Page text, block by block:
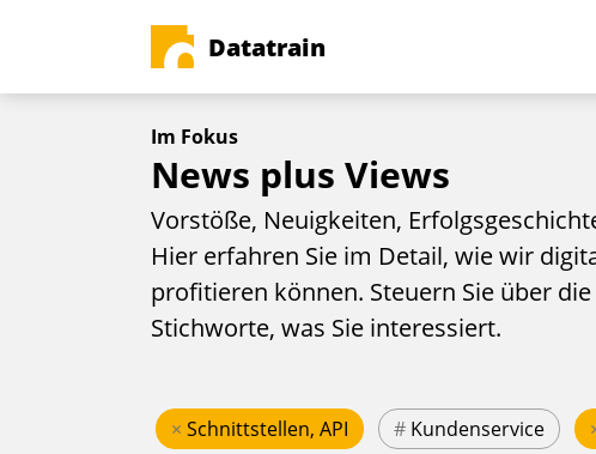
Datatrain
Im Fokus
News plus Views
Vorstöße, Neuigkeiten,
Hier erfahren Sie im Detail, wie wir
profitieren können. Steuern Sie über
Stichworte, was Sie interessiert.
× Schnittstellen, API # Kundenservice